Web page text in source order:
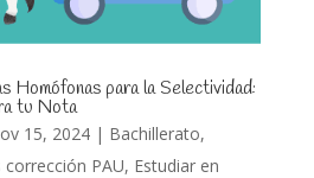
Homófonas para la Selectividad:
tu Nota
15, 2024| Bachillerato,
corrección PAU, Estudiar en